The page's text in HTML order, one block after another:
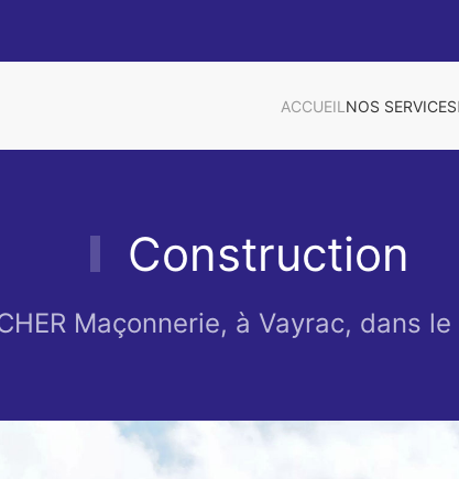
ACCUEIL NOS SERVICES
Construction
Maçonnerie, à Vayrac, dans